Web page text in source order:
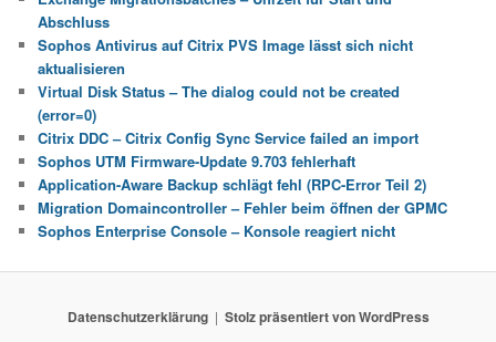
Abschluss
Sophos Antivirus auf Citrix PVS Image lässt sich nicht
aktualisieren
Virtual Disk Status – The dialog could not be created
(error=0)
Citrix DDC – Citrix Config Sync Service failed an import
Sophos UTM Firmware-Update 9.703 fehlerhaft
Application-Aware Backup schlägt fehl (RPC-Error Teil 2)
Migration Domaincontroller – Fehler beim öffnen der GPMC
Sophos Enterprise Console – Konsole reagiert nicht
Datenschutzerklärung Stolz präsentiert von WordPress